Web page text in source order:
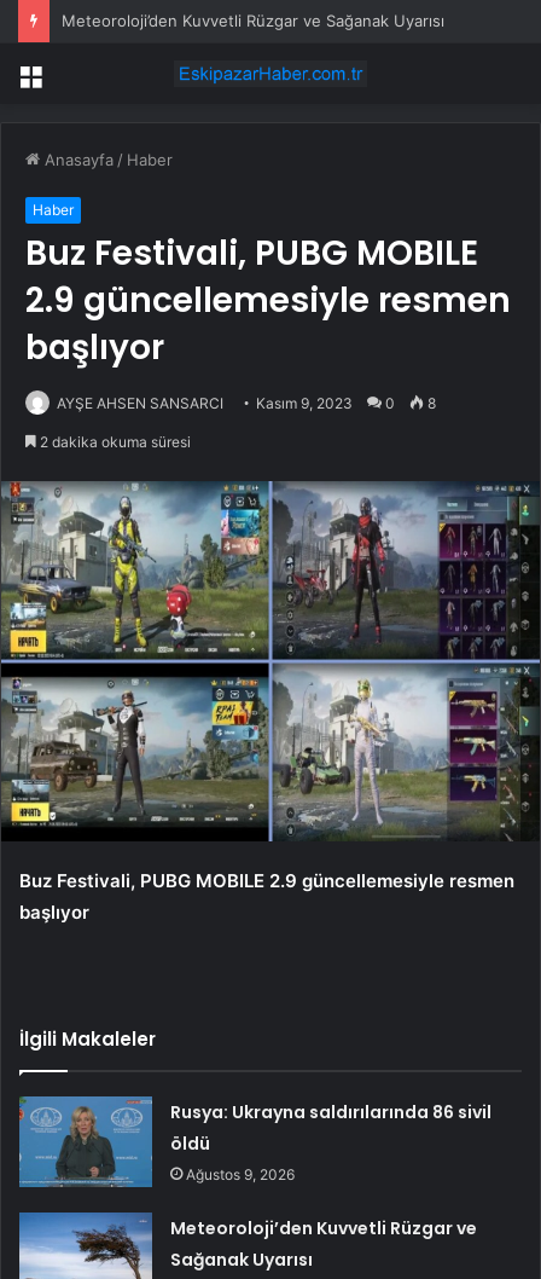
Meteoroloji’den Kuvvetli Rüzgar ve Sağanak Uyarısı
Menü
Anasayfa / Haber
Haber
Buz Festivali, PUBG MOBILE
2.9 güncellemesiyle resmen
başlıyor
AYŞE AHSEN SANSARCI Kasım 9, 2023 0 8
2 dakika okuma süresi
Buz Festivali, PUBG MOBILE 2.9 güncellemesiyle resmen
başlıyor
İlgili Makaleler
Rusya: Ukrayna saldırılarında 86 sivil
öldü
Ağustos 9, 2026
Meteoroloji’den Kuvvetli Rüzgar ve
Sağanak Uyarısı